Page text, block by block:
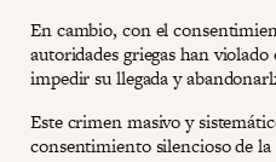
En cambio, con el
autoridades griegas han
impedir su llegada y
Este crimen masivo y
consentimiento silencioso de